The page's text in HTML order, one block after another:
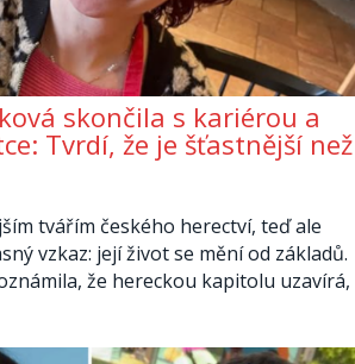
skončila s kariérou a
Tvrdí, že je šťastnější než
tvářím českého herectví, teď ale
vzkaz: její život se mění od základů.
že hereckou kapitolu uzavírá,